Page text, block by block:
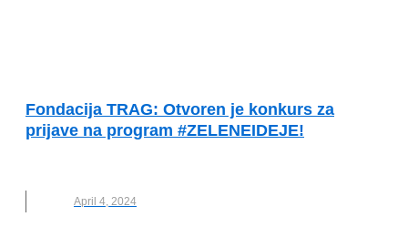
Fondacija TRAG: Otvoren je konkurs za
prijave na program #ZELENEIDEJE!
April 4, 2024